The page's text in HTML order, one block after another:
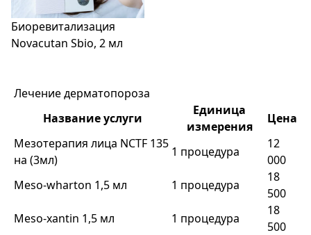
Биоревитализация
Novacutan Sbio, 2 мл
Лечение дерматопороза
Название услуги
Единица
измерения
Цена
Мезотерапия лица NСTF 135
на (3мл)
1 процедура
12
000
Meso-wharton 1,5 мл
1 процедура
18
500
Meso-xantin 1,5 мл
1 процедура
18
500